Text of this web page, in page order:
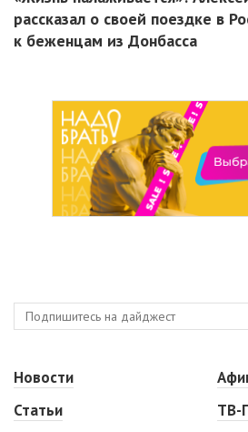
рассказал о своей поездке в
к беженцам из Донбасса
Новости
Статьи
ТВ-